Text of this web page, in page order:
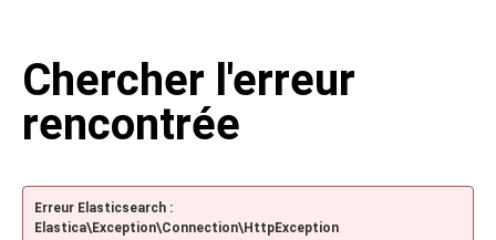
Chercher l'erreur
rencontrée
Erreur Elasticsearch :
Elastica\Exception\Connection\HttpException